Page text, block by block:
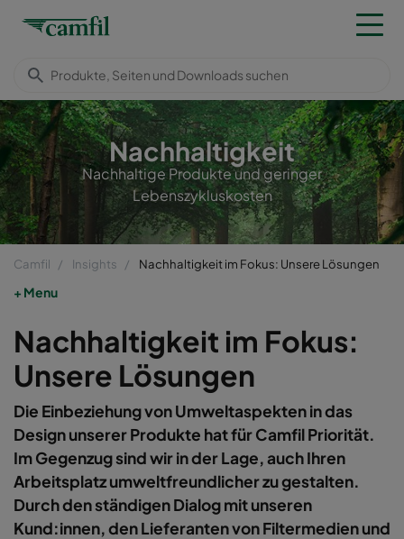
Nachhaltigkeit
Nachhaltige Produkte und geringer
Lebenszykluskosten
Camfil Insights Nachhaltigkeit im Fokus: Unsere Lösungen
Menu
Nachhaltigkeit im Fokus:
Unsere Lösungen
Die Einbeziehung von Umweltaspekten in das
Design unserer Produkte hat für Camfil Priorität.
Im Gegenzug sind wir in der Lage, auch Ihren
Arbeitsplatz umweltfreundlicher zu gestalten.
Durch den ständigen Dialog mit unseren
Kund:innen, den Lieferanten von Filtermedien und